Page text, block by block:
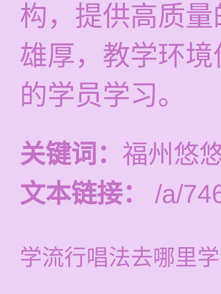
构，提供高质
雄厚，教学环
的学员学习。
关键词： 福州悠
文本链接：
/a/
学流行唱法去哪里